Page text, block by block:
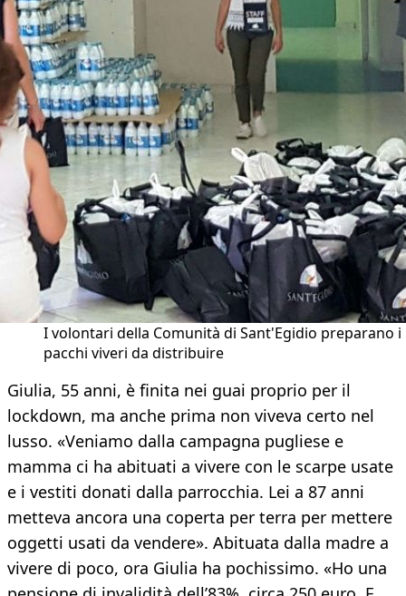
I volontari della Comunità di Sant'Egidio preparano i
pacchi viveri da distribuire
Giulia, 55 anni, è finita nei guai proprio per il
lockdown, ma anche prima non viveva certo nel
lusso. «Veniamo dalla campagna pugliese e
mamma ci ha abituati a vivere con le scarpe usate
e i vestiti donati dalla parrocchia. Lei a 87 anni
metteva ancora una coperta per terra per mettere
oggetti usati da vendere». Abituata dalla madre a
vivere di poco, ora Giulia ha pochissimo. «Ho una